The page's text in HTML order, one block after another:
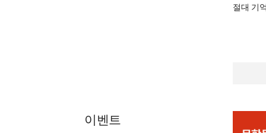
절대 기
이벤트